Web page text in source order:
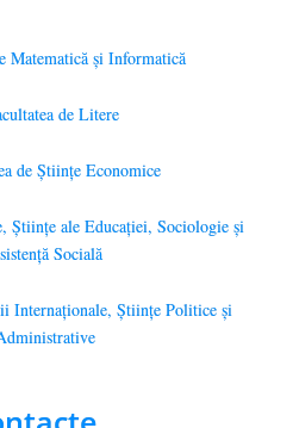
Matematică şi Informatică
de Litere
de Științe Economice
Ştiinţe ale Educaţiei, Sociologie și
Socială
Internaţionale, Ştiinţe Politice şi